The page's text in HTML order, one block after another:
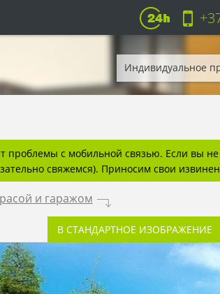
Индивидуальное
проблемы с мобильной связью. Если вы
свяжемся). Приносим свои
и гаражом .
В СТАНДАРТНОЕ ИЗОБРАЖЕНИЕ